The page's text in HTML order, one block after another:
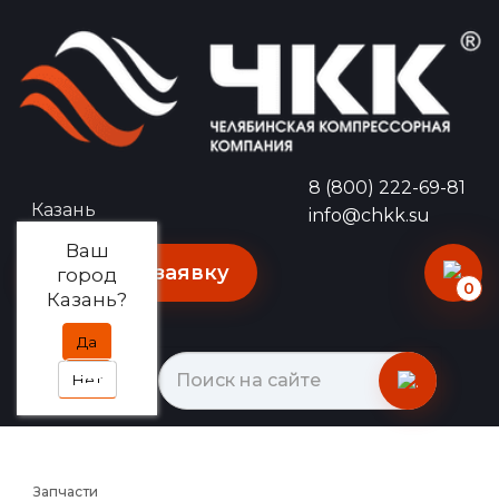
Казань
Ваш
город
Казань?
Да
Нет
8 (800) 222-69-81
info@chkk.su
Оставить заявку
0
Запчасти